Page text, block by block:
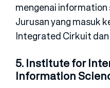
mengenai information
Jurusan yang masuk
Integrated Cirkuit
5. Institute for
Information